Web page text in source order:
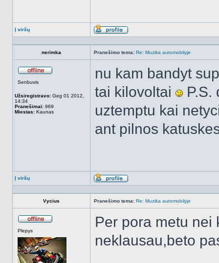
Į viršų
Aprašymas
nerimka Pranešimo tema: Re: Muzika automobilyje
Senbuvis
Užsiregistravo: Geg 01 2012,
14:34
Pranešimai: 969
Miestas: Kaunas
nu kam bandyt
tai kilovoltai
P.S.
uztemptu kai
ant pilnos
Į viršų
Aprašymas
Vycius Pranešimo tema: Re: Muzika automobilyje
Plepys
Per pora metu nei
neklausau,beto